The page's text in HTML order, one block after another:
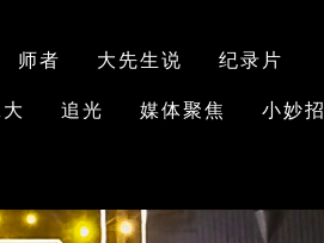
师者 大先生说 纪录片
追光 媒体聚焦 小妙招